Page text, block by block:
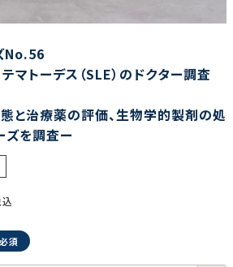
検索する
No.56
トーデス（SLE）のドクター調査
と治療薬の評価、生物学的製剤の処
ズを調査ー